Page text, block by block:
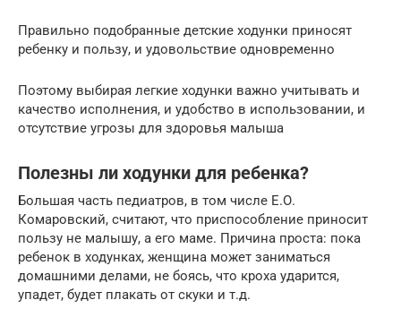
Правильно подобранные детские ходунки приносят
ребенку и пользу, и удовольствие одновременно
Поэтому выбирая легкие ходунки важно учитывать и
качество исполнения, и удобство в использовании, и
отсутствие угрозы для здоровья малыша
Полезны ли ходунки для ребенка?
Большая часть педиатров, в том числе Е.О.
Комаровский, считают, что приспособление приносит
пользу не малышу, а его маме. Причина проста: пока
ребенок в ходунках, женщина может заниматься
домашними делами, не боясь, что кроха ударится,
упадет, будет плакать от скуки и т.д.